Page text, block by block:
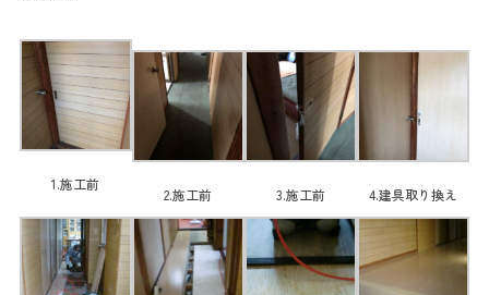
1.施工前
2.施工前 3.施工前 4.建具取り換え